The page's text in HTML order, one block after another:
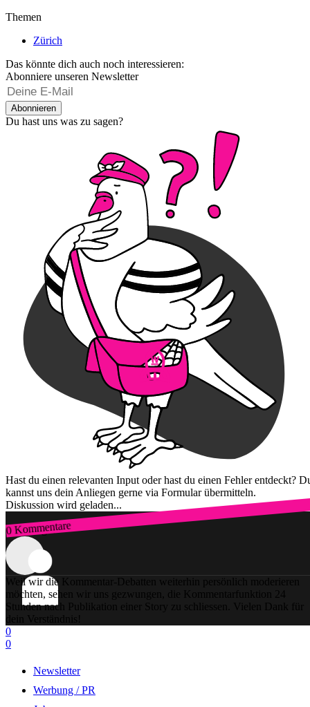
Themen
Zürich
Das könnte dich auch noch interessieren:
Abonniere unseren Newsletter
Abonnieren
Du hast uns was zu sagen?
Hast du einen relevanten Input oder hast du einen Fehler entdeckt?
kannst uns dein Anliegen gerne via Formular übermitteln.
Diskussion wird geladen...
0 Kommentare
Zum Login
Weil wir die Kommentar-Debatten weiterhin persönlich moderieren
möchten, sehen wir uns gezwungen, die Kommentarfunktion 24
Stunden nach Publikation einer Story zu schliessen. Vielen Dank für
dein Verständnis!
0
0
Newsletter
Werbung / PR